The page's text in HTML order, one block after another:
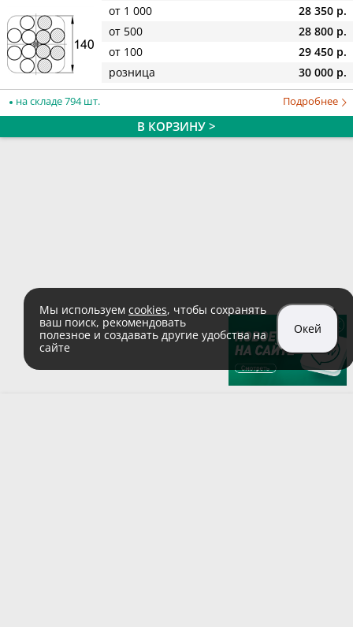
от 1 000
28 350 р.
от 500
28 800 р.
от 100
29 450 р.
розница
30 000 р.
на складе 794 шт. Подробнее
В КОРЗИНУ >
Мы используем cookies, чтобы сохранять
ваш поиск, рекомендовать
полезное и создавать другие удобства на
сайте
Окей